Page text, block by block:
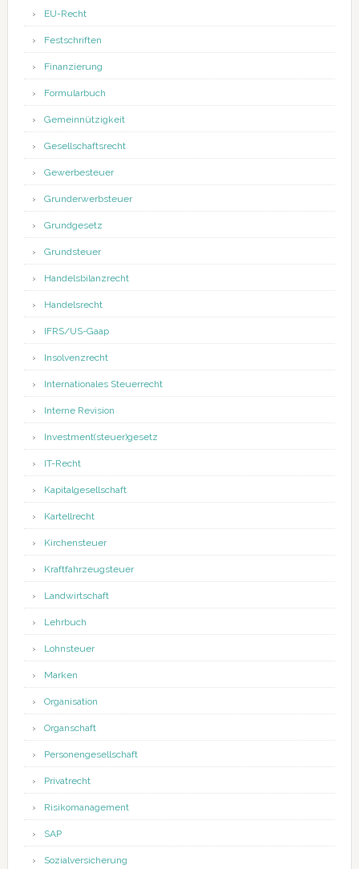
EU-Recht
Festschriften
Finanzierung
Formularbuch
Gemeinnützigkeit
Gesellschaftsrecht
Gewerbesteuer
Grunderwerbsteuer
Grundgesetz
Grundsteuer
Handelsbilanzrecht
Handelsrecht
IFRS/US-Gaap
Insolvenzrecht
Internationales Steuerrecht
Interne Revision
Investment(steuer)gesetz
IT-Recht
Kapitalgesellschaft
Kartellrecht
Kirchensteuer
Kraftfahrzeugsteuer
Landwirtschaft
Lehrbuch
Lohnsteuer
Marken
Organisation
Organschaft
Personengesellschaft
Privatrecht
Risikomanagement
SAP
Sozialversicherung